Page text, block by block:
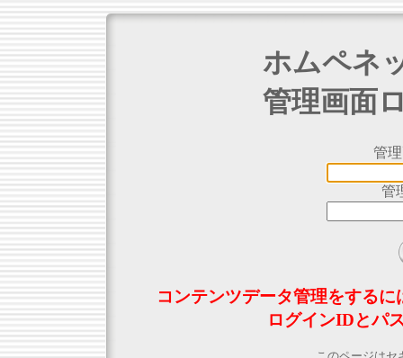
ホムペネ
管理画面
管
管
コンテンツデータ管理をする
ログインIDとパ